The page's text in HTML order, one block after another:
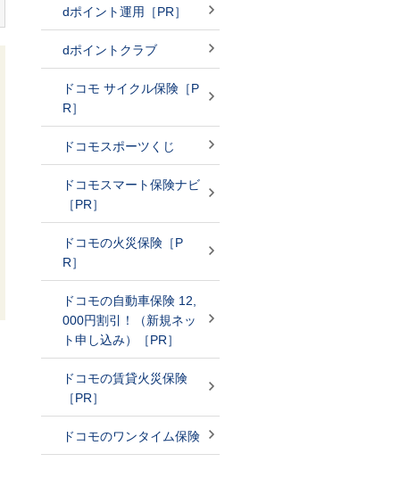
dポイント運用［PR］
dポイントクラブ
ドコモ サイクル保険［P
R］
ドコモスポーツくじ
ドコモスマート保険ナビ
［PR］
ドコモの火災保険［P
R］
ドコモの自動車保険 12,
000円割引！（新規ネッ
ト申し込み）［PR］
ドコモの賃貸火災保険
［PR］
ドコモのワンタイム保険